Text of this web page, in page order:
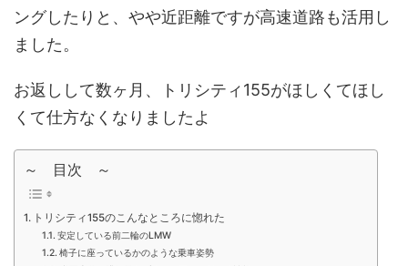
ングしたりと、やや近距離ですが高速道路も活用し
ました。
お返しして数ヶ月、トリシティ155がほしくてほし
くて仕方なくなりましたよ
～ 目次 ～
トリシティ155のこんなところに惚れた
安定している前二輪のLMW
椅子に座っているかのような乗車姿勢